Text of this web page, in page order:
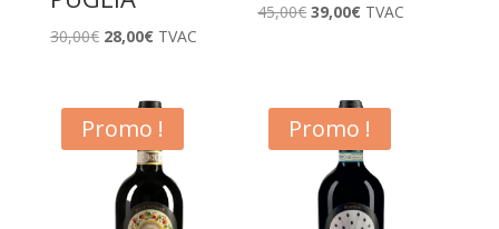
30,00€ Le
était :
30,00€.
28,00€Le
est :
28,00€.
TVAC
45,00€ Le
était :
45,00€.
39,00€Le
est :
39,00€.
TVAC
Promo ! Promo !